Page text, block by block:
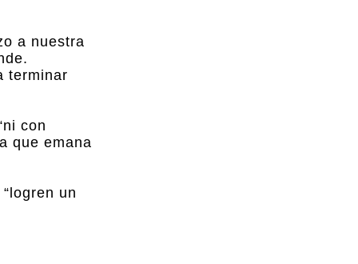
a nuestra
terminar
con
que emana
un